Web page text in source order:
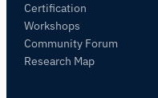
Certification
Workshops
Community Forum
Research Map
この記事について質問
この記事を要約
これをどう応用できますか？